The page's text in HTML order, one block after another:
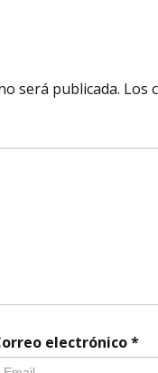
será publicada. Los
electrónico*